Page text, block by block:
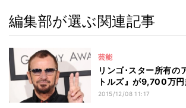
編集部が選ぶ関連記事
芸能
リンゴ･スター所有の
トルズ』が9,700万
2015/12/08 11:17